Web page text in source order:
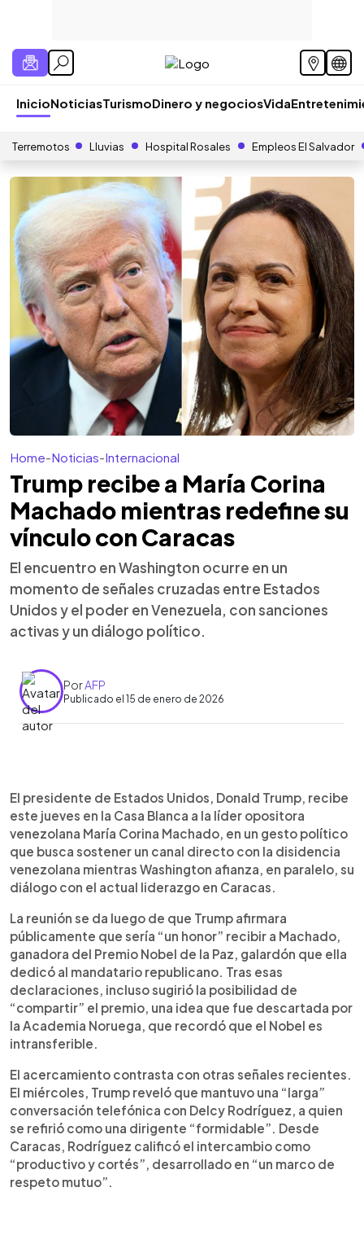
InicioNoticiasTurismoDinero y negociosVida
Terremotos Lluvias Hospital Rosales Empleos El Salvador
Home-Noticias-Internacional
Trump recibe a María Corina
Machado mientras redefine su
vínculo con Caracas
El encuentro en Washington ocurre en un
momento de señales cruzadas entre Estados
Unidos y el poder en Venezuela, con sanciones
activas y un diálogo político.
PorAFP
Publicado el 15 de enero de 2026
► Escuchar artículo
Donald Trump recibe en la Casa Blanca a la líder
opositora venezolana María Corina Machado, en
un momento de señales mixtas entre Washington y
Caracas. Mientras mantiene sanciones y la
incautación de petroleros, el presidente
estadounidense también refuerza el diálogo con
la actual líder venezolana, Delcy Rodríguez, a
quien calificó de “formidable”. Machado busca
respaldo político en Estados Unidos tras su salida
de Venezuela y su reciente Premio Nobel de la
Paz. El enfoque de Trump combina presión,
negociación y control sobre el petróleo,
priorizando la estabilidad del país sobre un
cambio democrático inmediato.
El presidente de Estados Unidos, Donald Trump, recibe
este jueves en la Casa Blanca a la líder opositora
venezolana María Corina Machado, en un gesto político
que busca sostener un canal directo con la disidencia
venezolana mientras Washington afianza, en paralelo, su
diálogo con el actual liderazgo en Caracas.
La reunión se da luego de que Trump afirmara
públicamente que sería “un honor” recibir a Machado,
ganadora del Premio Nobel de la Paz, galardón que ella
dedicó al mandatario republicano. Tras esas
declaraciones, incluso sugirió la posibilidad de
“compartir” el premio, una idea que fue descartada por
la Academia Noruega, que recordó que el Nobel es
intransferible.
El acercamiento contrasta con otras señales recientes.
El miércoles, Trump reveló que mantuvo una “larga”
conversación telefónica con Delcy Rodríguez, a quien
se refirió como una dirigente “formidable”. Desde
Caracas, Rodríguez calificó el intercambio como
“productivo y cortés”, desarrollado en “un marco de
respeto mutuo”.